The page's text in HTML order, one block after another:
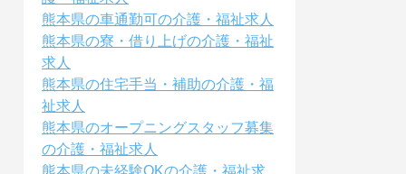
熊本県の車通勤可の介護・福祉求人
熊本県の寮・借り上げの介護・福祉
求人
熊本県の住宅手当・補助の介護・福
祉求人
熊本県のオープニングスタッフ募集
の介護・福祉求人
熊本県の未経験OKの介護・福祉求